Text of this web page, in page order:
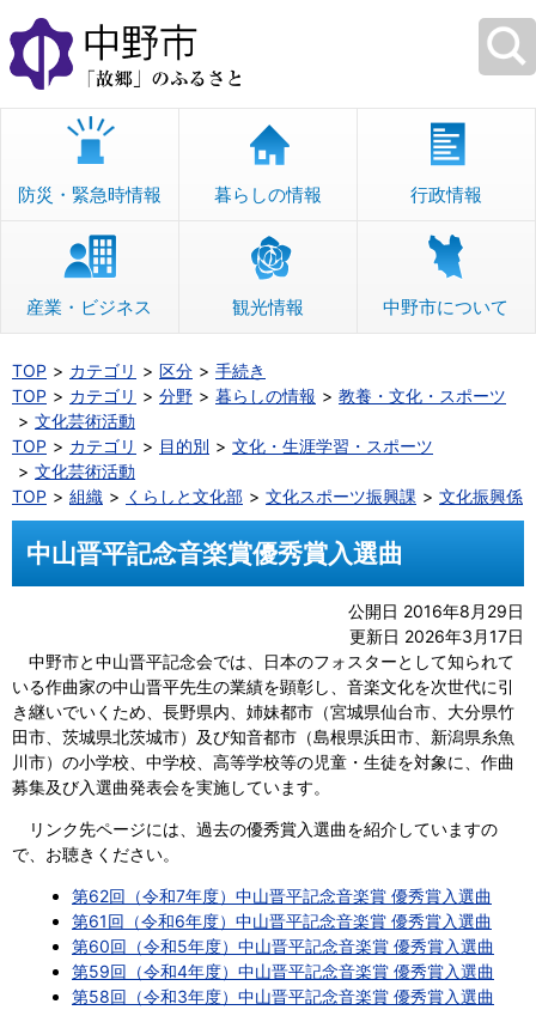
本
文
へ
移
防災・緊急時情報 暮らしの情報 行政情報
産業・ビジネス 観光情報 中野市について
TOP カテゴリ 区分
手続き
TOP
カテゴリ 分野 暮らしの情報
教養・文化・スポーツ
文化芸術活動
TOP
カテゴリ 目的別
文化・生涯学習・スポーツ
文化芸術活動
TOP
組織 くらしと文化部 文化スポーツ振興課 文化振興係
中山晋平記念音楽賞優秀賞入選曲
公開日 2016年8月29日
更新日 2026年3月17日
中野市と中山晋平記念会では、日本のフォスターとして知られて
いる作曲家の中山晋平先生の業績を顕彰し、音楽文化を次世代に引
き継いでいくため、長野県内、姉妹都市（宮城県仙台市、大分県竹
田市、茨城県北茨城市）及び知音都市（島根県浜田市、新潟県糸魚
川市）の小学校、中学校、高等学校等の児童・生徒を対象に、作曲
募集及び入選曲発表会を実施しています。
リンク先ページには、過去の優秀賞入選曲を紹介していますの
で、お聴きください。
第62回（令和7年度）中山晋平記念音楽賞 優秀賞入選曲
第61回（令和6年度）中山晋平記念音楽賞 優秀賞入選曲
第60回（令和5年度）中山晋平記念音楽賞 優秀賞入選曲
第59回（令和4年度）中山晋平記念音楽賞 優秀賞入選曲
第58回（令和3年度）中山晋平記念音楽賞 優秀賞入選曲